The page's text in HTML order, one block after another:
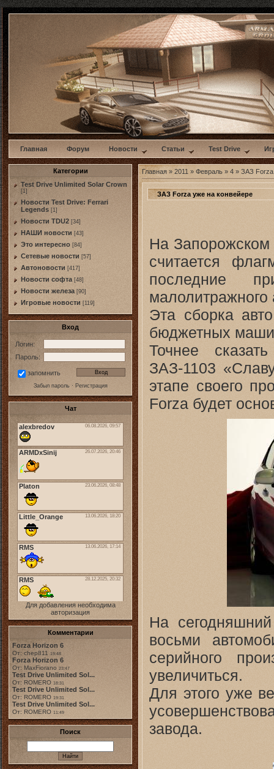
w
Главная Форум Новости Статьи Test Drive
Категории
Test Drive Unlimited Solar Crown
[1]
Новости Test Drive: Ferrari
Legends [1]
Новости TDU2 [34]
НАШИ новости [43]
Это интересно [84]
Сетевые новости [57]
Автоновости [417]
Новости софта [48]
Новоcти железа [90]
Игровые новости [119]
Вход
Логин:
Пароль:
запомнить
Забыл пароль· Регистрация
Чат
Для добавления необходима
авторизация
Комментарии
Forza Horizon 6
От: chep811 19:48
Forza Horizon 6
От: MaxFiorano 23:47
Test Drive Unlimited Sol...
От: ROMERO 18:31
Test Drive Unlimited Sol...
От: ROMERO 19:31
Test Drive Unlimited Sol...
От: ROMERO 11:49
Поиск
Главная » 2011 » Февраль » 4 » ЗАЗ Forza
ЗАЗ Forza уже на конвейере
На Запорожском
считается
последние
Эта сборка
бюджетных
Точнее
ЗАЗ-1103
этапе своего
Forza будет
На
восьми
серийного
увеличиться.
Для этого уже
завода.